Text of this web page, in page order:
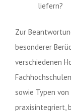
liefern?
Zur
besonderer
verschiedenen
sowie Typen
praxisintegriert,